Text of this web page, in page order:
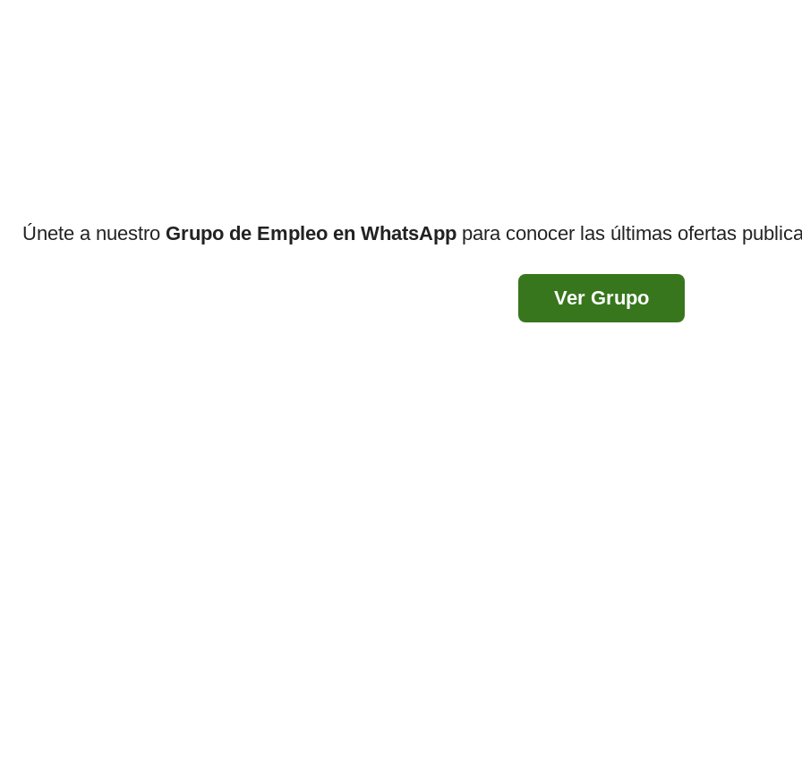
Únete a nuestro Grupo de Empleo en WhatsApp para conocer las últimas ofertas
Ver Grupo